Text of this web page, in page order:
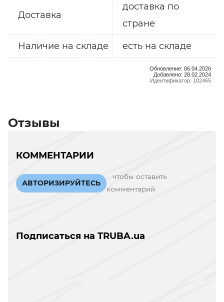
Доставка
доставка по
стране
Наличие на складе есть на складе
Обновление: 06.04.2026
Добавлено: 28.02.2024
Идентификатор: 102465
Отзывы
КОММЕНТАРИИ
АВТОРИЗИРУЙТЕСЬ
чтобы оставить
комментарий
Подписаться на TRUBA.ua